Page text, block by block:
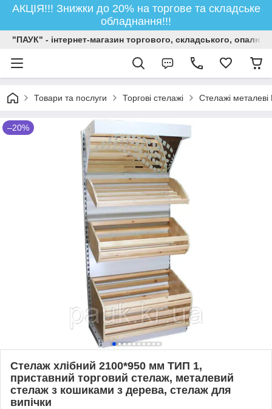
АКЦІЯ!!! Знижки до 20% на торгове та складське
обладнання!!!
"ПАУК" - інтернет-магазин торгового, складського,
Товари та послуги Торгові стелажі Стелажі
–20%
Стелаж хлібний 2100*950 мм ТИП 1,
приставний торговий стелаж, металевий
стелаж з кошиками з дерева, стелаж для
випічки